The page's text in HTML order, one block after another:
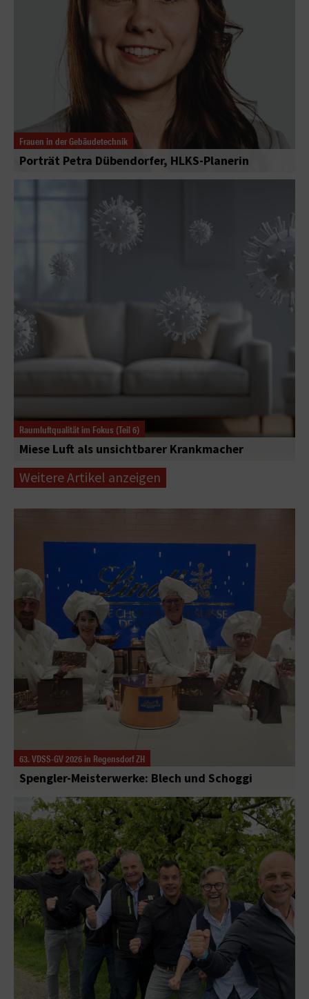
Porträt Petra Dübendorfer, HLKS-Planerin
Frauen in der Gebäudetechnik
Miese Luft als unsichtbarer Krankmacher
Raumluftqualität im Fokus (Teil 6)
Weitere Artikel anzeigen
Spengler-Meisterwerke: Blech und Schoggi
63. VDSS-GV 2026 in Regensdorf ZH